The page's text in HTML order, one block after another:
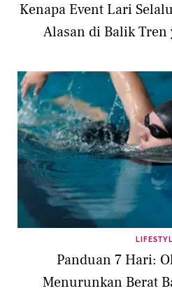
Kenapa Event Lari
Alasan di Balik Tren
Panduan 7 Hari:
Menurunkan Berat